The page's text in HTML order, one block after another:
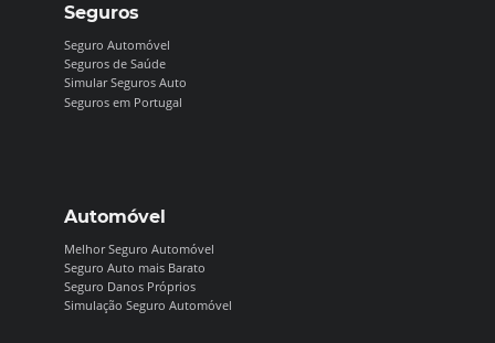
Seguros
Seguro Automóvel
Seguros de Saúde
Simular Seguros Auto
Seguros em Portugal
Automóvel
Melhor Seguro Automóvel
Seguro Auto mais Barato
Seguro Danos Próprios
Simulação Seguro Automóvel